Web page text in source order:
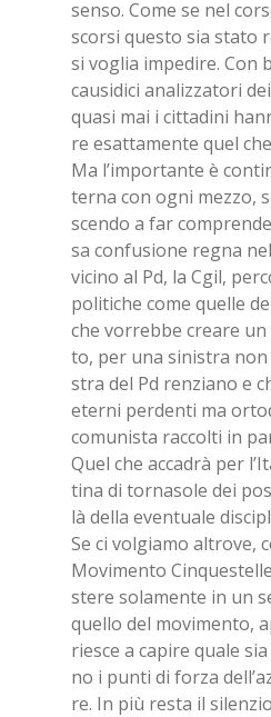
sen­so. Come se nel
scor­si que­sto sia sta­to
si vo­glia im­pe­di­re. Con
cau­si­di­ci ana­liz­za­to­ri
qua­si mai i cit­ta­di­ni
re esat­ta­men­te quel
Ma l’im­por­tan­te è
ter­na con ogni mez­zo,
scen­do a far
sa con­fu­sio­ne re­gna
vi­ci­no al Pd, la Cgil,
po­li­ti­che come quel­le
che vor­reb­be crea­re
to, per una si­ni­stra
stra del Pd ren­zia­no e
eter­ni per­den­ti ma
co­mu­ni­sta rac­col­ti in
Quel che ac­ca­drà per
ti­na di tor­na­so­le dei
là del­la even­tua­le
Se ci vol­gia­mo al­tro­ve,
Mo­vi­men­to
ste­re so­la­men­te in un
quel­lo del mo­vi­men­to,
rie­sce a ca­pi­re qua­le
no i pun­ti di for­za
re. In più re­sta il